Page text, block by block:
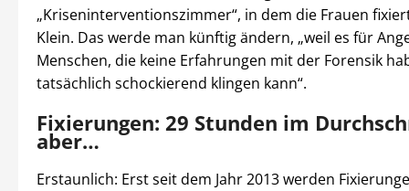
„Kriseninterventionszimmer“, in dem die Frauen
Klein. Das werde man künftig ändern, „weil es für
Menschen, die keine Erfahrungen mit der Forensik
tatsächlich schockierend klingen kann“.
Fixierungen: 29 Stunden im
aber…
Erstaunlich: Erst seit dem Jahr 2013 werden